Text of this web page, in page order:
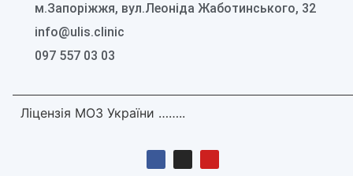
м.Запоріжжя, вул.Леоніда Жаботинського, 32
info@ulis.clinic
097 557 03 03
Ліцензія МОЗ України ……..